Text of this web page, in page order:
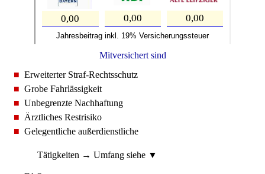
Mitversichert sind
■ Erweiterter Straf-Rechtsschutz
■ Grobe Fahrlässigkeit
■ Unbegrenzte Nachhaftung
■ Ärztliches Restrisiko
■ Gelegentliche außerdienstliche
Tätigkeiten → Umfang siehe ▼